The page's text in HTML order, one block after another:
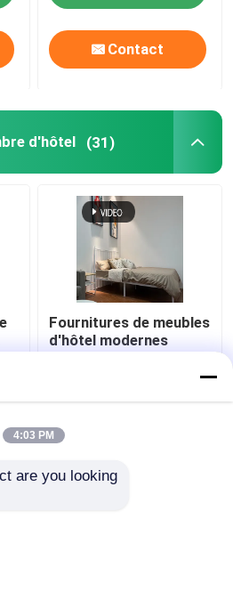
Contact
d'hôtel (31)
Fournitures de meubles
d'hôtel modernes
Appartement Luxe King
meilleur prix
4:03 PM
are you looking